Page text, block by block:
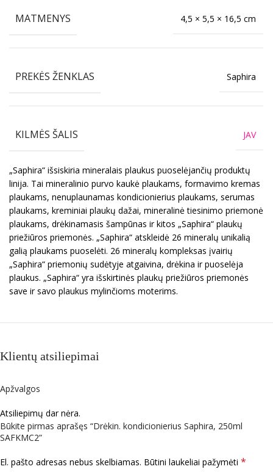
MATMENYS 4,5 × 5,5 × 16,5 cm
PREKĖS ŽENKLAS Saphira
KILMĖS ŠALIS JAV
„Saphira“ išsiskiria mineralais plaukus puoselėjančių produktų
linija. Tai mineralinio purvo kaukė plaukams, formavimo kremas
plaukams, nenuplaunamas kondicionierius plaukams, serumas
plaukams, kreminiai plaukų dažai, mineralinė tiesinimo priemonė
plaukams, drėkinamasis šampūnas ir kitos „Saphira“ plaukų
priežiūros priemonės. „Saphira“ atskleidė 26 mineralų unikalią
galią plaukams puoselėti. 26 mineralų kompleksas įvairių
„Saphira“ priemonių sudėtyje atgaivina, drėkina ir puoselėja
plaukus. „Saphira“ yra išskirtinės plaukų priežiūros priemonės
save ir savo plaukus mylinčioms moterims.
Klientų atsiliepimai
Apžvalgos
Atsiliepimų dar nėra.
Būkite pirmas aprašęs “Drėkin. kondicionierius Saphira, 250ml
SAFKMC2”
El. pašto adresas nebus skelbiamas. Būtini laukeliai pažymėti *